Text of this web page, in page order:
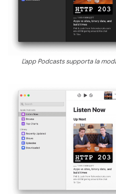
L'app Podcasts supporta la